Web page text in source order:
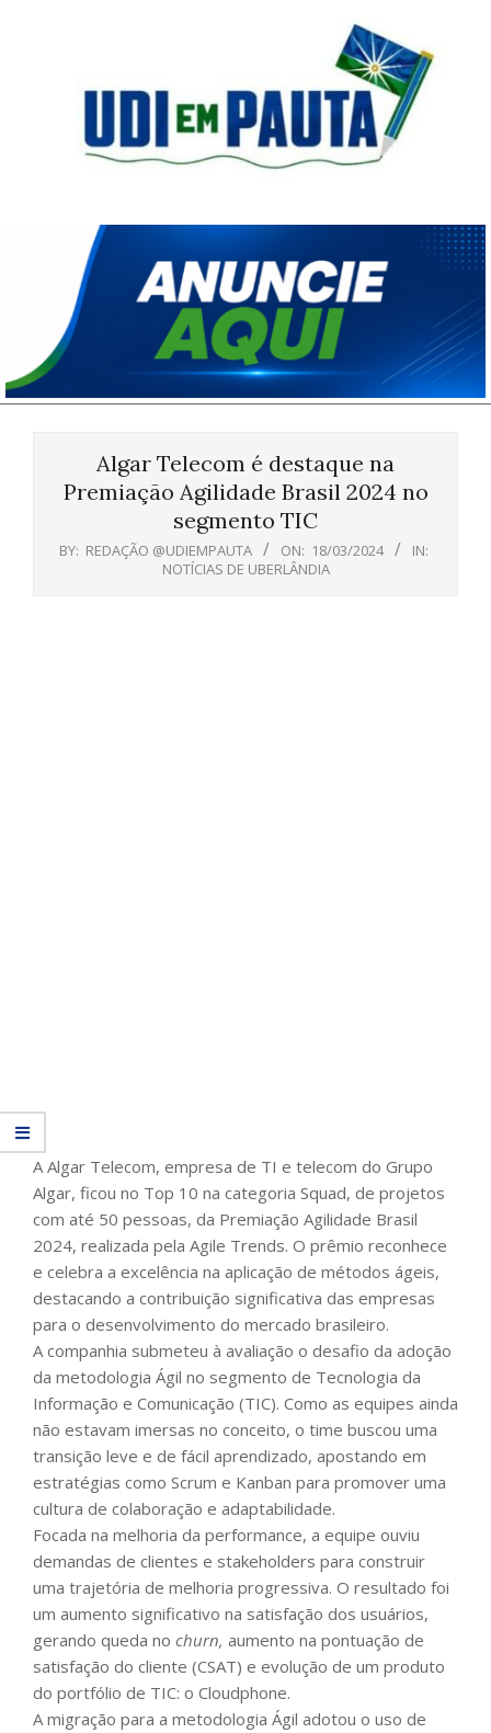
Pauta
Algar Telecom é destaque na
Premiação Agilidade Brasil 2024 no
segmento TIC
BY: REDAÇÃO @UDIEMPAUTA ON: 18/03/2024
IN:
NOTÍCIAS DE UBERLÂNDIA
A Algar Telecom, empresa de TI e telecom do Grupo
Algar, ficou no Top 10 na categoria Squad, de projetos
com até 50 pessoas, da Premiação Agilidade Brasil
2024, realizada pela Agile Trends. O prêmio reconhece
e celebra a excelência na aplicação de métodos ágeis,
destacando a contribuição significativa das empresas
para o desenvolvimento do mercado brasileiro.
A companhia submeteu à avaliação o desafio da adoção
da metodologia Ágil no segmento de Tecnologia da
Informação e Comunicação (TIC). Como as equipes ainda
não estavam imersas no conceito, o time buscou uma
transição leve e de fácil aprendizado, apostando em
estratégias como Scrum e Kanban para promover uma
cultura de colaboração e adaptabilidade.
Focada na melhoria da performance, a equipe ouviu
demandas de clientes e stakeholders para construir
uma trajetória de melhoria progressiva. O resultado foi
um aumento significativo na satisfação dos usuários,
gerando queda no churn, aumento na pontuação de
satisfação do cliente (CSAT) e evolução de um produto
do portfólio de TIC: o Cloudphone.
A migração para a metodologia Ágil adotou o uso de